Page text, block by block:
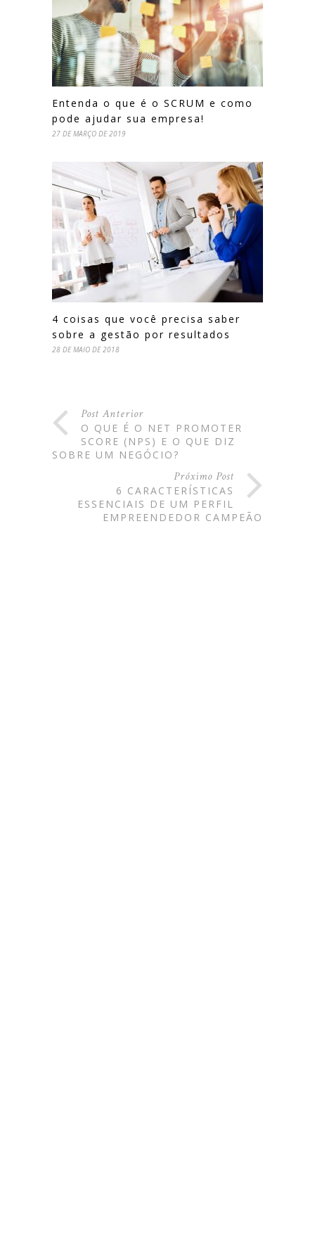
Entenda o que é o SCRUM e como
pode ajudar sua empresa!
27 DE MARÇO DE 2019
4 coisas que você precisa saber
sobre a gestão por resultados
28 DE MAIO DE 2018
Post Anterior
O QUE É O NET PROMOTER
SCORE (NPS) E O QUE DIZ
SOBRE UM NEGÓCIO?
Próximo Post
6 CARACTERÍSTICAS
ESSENCIAIS DE UM PERFIL
EMPREENDEDOR CAMPEÃO